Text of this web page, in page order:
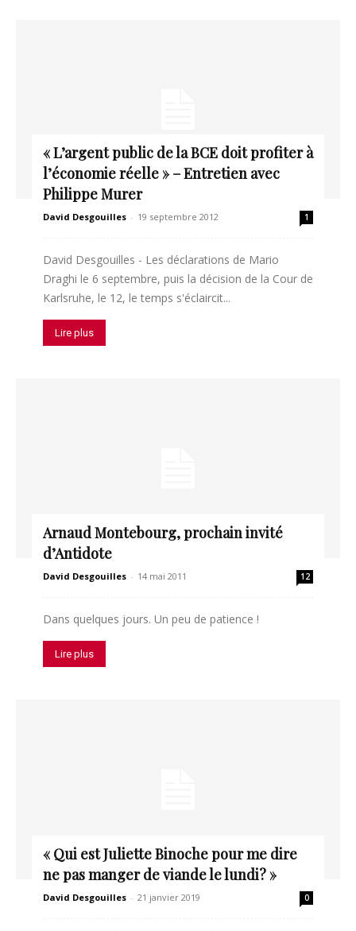
« L’argent public de la BCE doit profiter à
l’économie réelle » – Entretien avec
Philippe Murer
David Desgouilles - 19 septembre 2012 1
David Desgouilles - Les déclarations de Mario
Draghi le 6 septembre, puis la décision de la Cour de
Karlsruhe, le 12, le temps s'éclaircit...
Lire plus
Arnaud Montebourg, prochain invité
d’Antidote
David Desgouilles - 14 mai 2011 12
Dans quelques jours. Un peu de patience !
Lire plus
« Qui est Juliette Binoche pour me dire
ne pas manger de viande le lundi? »
David Desgouilles - 21 janvier 2019 0